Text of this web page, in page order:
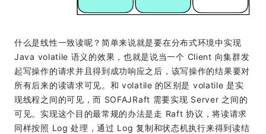
什么是线性一致读呢？简单来说就是要在分布式环境中实现
Java volatile 语义的效果，也就是说当一个 Client 向集群发
起写操作的请求并且得到成功响应之后，该写操作的结果要对
所有后来的读请求可见。和 volatile 的区别是 volatile 是实
现线程之间的可见，而 SOFAJRaft 需要实现 Server 之间的
可见。实现这个目的最常规的办法是走 Raft 协议，将读请求
同样按照 Log 处理，通过 Log 复制和状态机执行来得到读结